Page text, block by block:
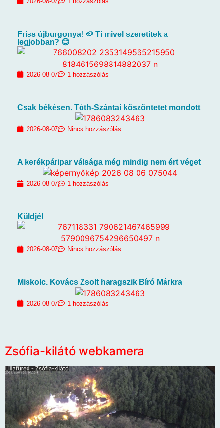
Friss újburgonya! 🥔 Ti mivel szeretitek a
legjobban? 😊
2026-08-07 1 hozzászólás
Csak békésen. Tóth-Szántai köszöntetet mondott
2026-08-07 Nincs hozzászólás
A kerékpáripar válsága még mindig nem ért véget
2026-08-07 1 hozzászólás
Küldjél
2026-08-07 Nincs hozzászólás
Miskolc. Kovács Zsolt haragszik Bíró Márkra
2026-08-07 1 hozzászólás
Zsófia-kilátó webkamera